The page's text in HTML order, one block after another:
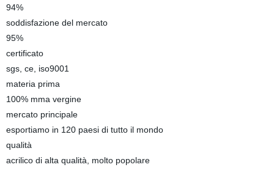
94%
soddisfazione del mercato
95%
certificato
sgs, ce, iso9001
materia prima
100% mma vergine
mercato principale
esportiamo in 120 paesi di tutto il mondo
qualità
acrilico di alta qualità, molto popolare